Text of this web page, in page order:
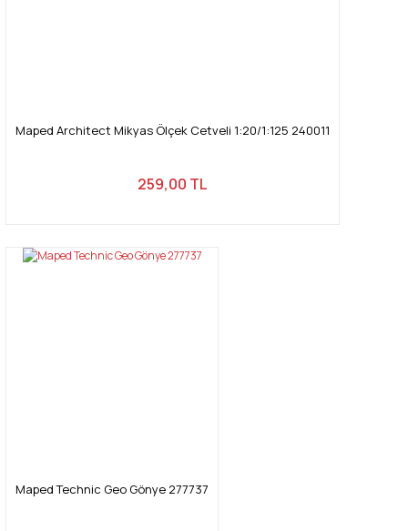
Maped Architect Mikyas Ölçek Cetveli 1:20/1:125 240011
259,00 TL
Maped Technic Geo Gönye 277737